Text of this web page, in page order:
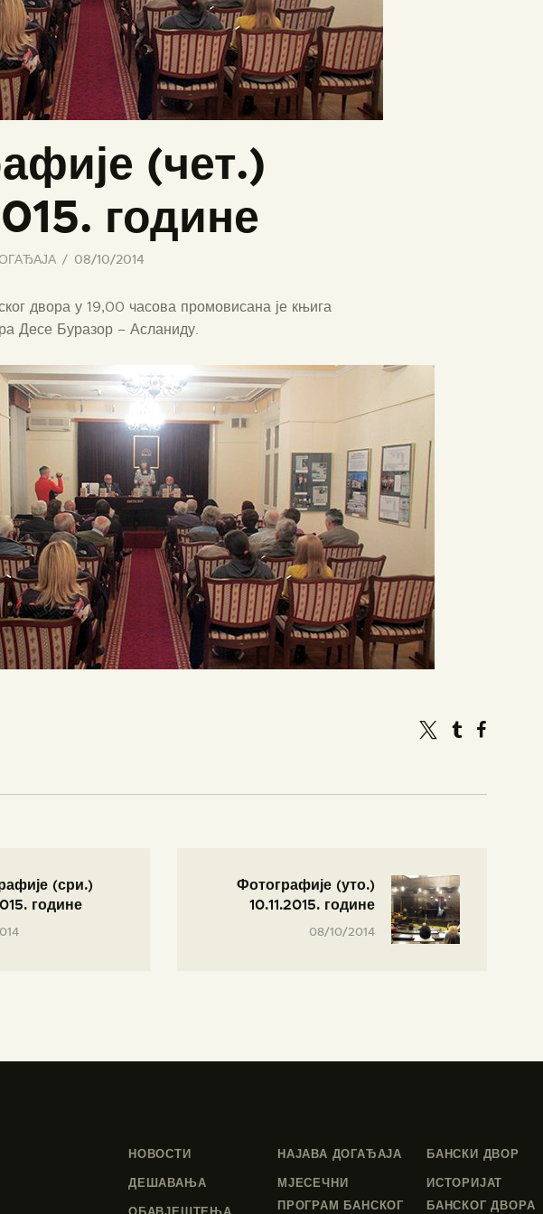
(чет.)
године
08/10/2014
двора у 19,00 часова промовисана је књига
Десе Буразор – Асланиду.
(сри.)
године
Фотографије (уто.)
10.11.2015. године
08/10/2014
НОВОСТИ
ДЕШАВАЊА
НАЈАВА ДОГАЂАЈА
МЈЕСЕЧНИ
ПРОГРАМ БАНСКОГ
БАНСКИ ДВОР
ИСТОРИЈАТ
БАНСКОГ ДВОРА